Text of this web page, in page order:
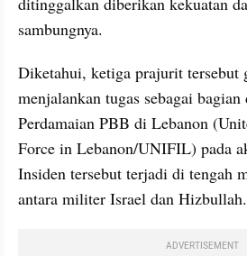
sambungnya.
Diketahui, ketiga prajurit tersebut
menjalankan tugas sebagai bagian
Perdamaian PBB di Lebanon
Force in Lebanon/UNIFIL) pada
Insiden tersebut terjadi di tengah
antara militer Israel dan Hizbullah.
ADVERTISEMENT